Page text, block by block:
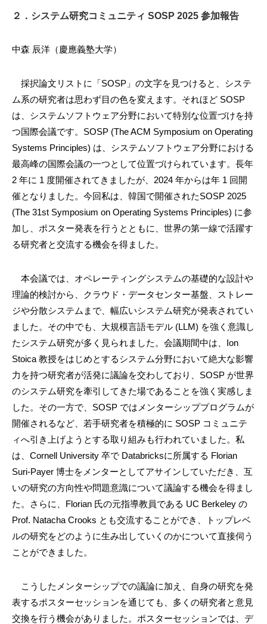
２．システム研究コミュニティ SOSP 2025 参加報告
中森 辰洋（慶應義塾大学）
採択論文リストに「SOSP」の文字を見つけると、システ
ム系の研究者は思わず目の色を変えます。それほど SOSP
は、システムソフトウェア分野において特別な位置づけを持
つ国際会議です。SOSP (The ACM Symposium on Operating
Systems Principles) は、システムソフトウェア分野における
最高峰の国際会議の一つとして位置づけられています。長年
2 年に 1 度開催されてきましたが、2024 年からは年 1 回開
催となりました。今回私は、韓国で開催されたSOSP 2025
(The 31st Symposium on Operating Systems Principles) に参
加し、ポスター発表を行うとともに、世界の第一線で活躍す
る研究者と交流する機会を得ました。
本会議では、オペレーティングシステムの基礎的な設計や
理論的検討から、クラウド・データセンター基盤、ストレー
ジや分散システムまで、幅広いシステム研究が発表されてい
ました。その中でも、大規模言語モデル (LLM) を強く意識し
たシステム研究が多く見られました。会議期間中は、Ion
Stoica 教授をはじめとするシステム分野において絶大な影響
力を持つ研究者が活発に議論を交わしており、SOSP が世界
のシステム研究を牽引してきた場であることを強く実感しま
した。その一方で、SOSP ではメンターシッププログラムが
開催されるなど、若手研究者を積極的に SOSP コミュニテ
ィへ引き上げようとする取り組みも行われていました。私
は、Cornell University 卒で Databricksに所属する Florian
Suri-Payer 博士をメンターとしてアサインしていただき、互
いの研究の方向性や問題意識について議論する機会を得まし
た。さらに、Florian 氏の元指導教員である UC Berkeley の
Prof. Natacha Crooks とも交流することができ、トップレベ
ルの研究をどのように生み出していくのかについて直接伺う
ことができました。
こうしたメンターシップでの議論に加え、自身の研究を発
表するポスターセッションを通じても、多くの研究者と意見
交換を行う機会がありました。ポスターセッションでは、デ